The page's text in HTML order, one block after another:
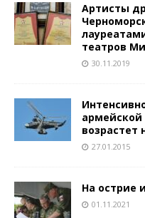
Артисты
театров
30.11.2019
возрастет
27.01.2015
На острие
01.11.2021